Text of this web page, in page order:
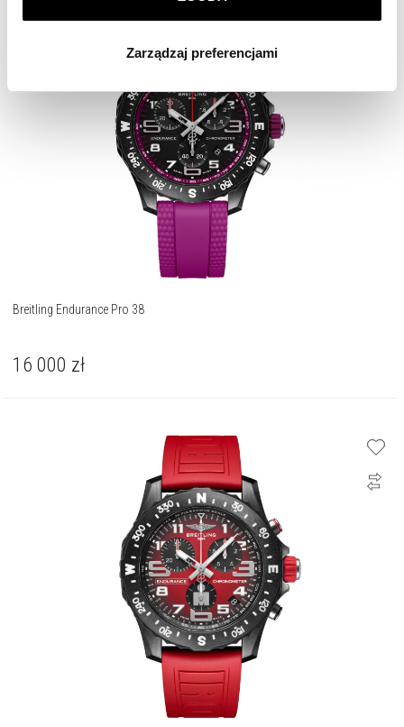
korzystamy. Możesz również wybrać jaki rodzaj plików
Zarządzaj preferencjami. W każdej chwili możesz
dokonać zmiany wybranych przez Ciebie plików cookie.
Zarządzaj preferencjami
Breitling Endurance Pro 38
16 000 zł